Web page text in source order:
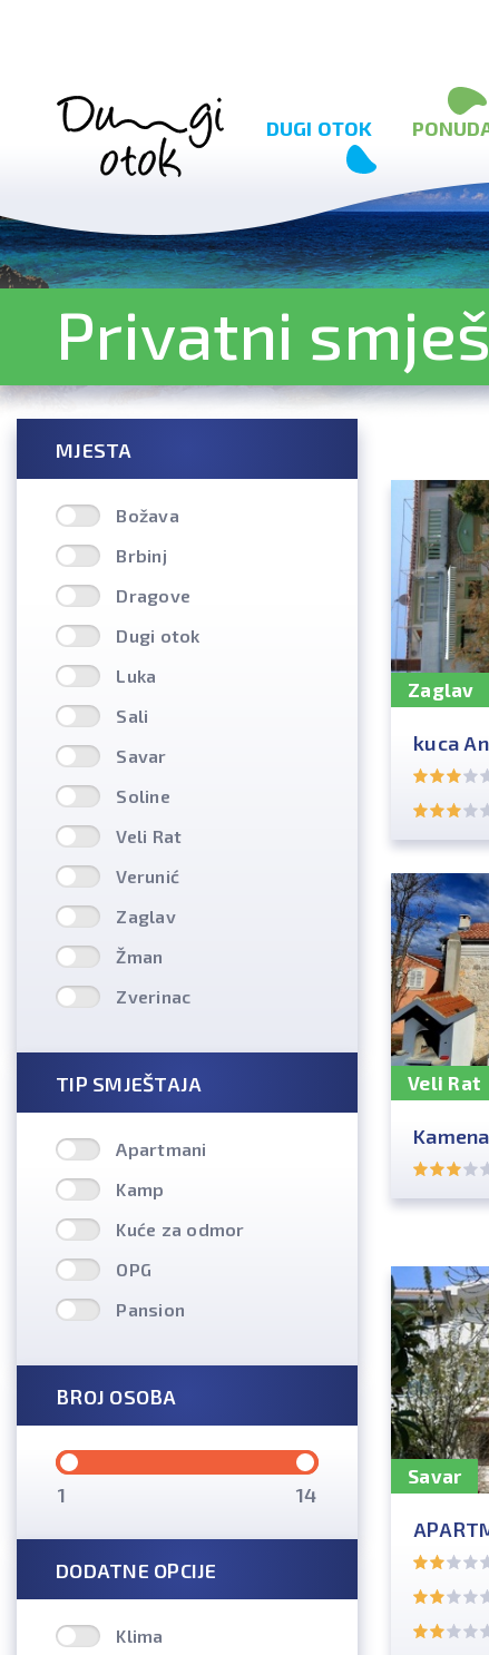
DUGI OTOK
Privatni
MJESTA
Božava
Brbinj
Dragove
Dugi otok
Luka
Sali
Savar
Soline
Veli Rat
Verunić
Zaglav
Žman
Zverinac
TIP SMJEŠTAJA
Apartmani
Kamp
Kuće za odmor
OPG
Pansion
BROJ OSOBA
DODATNE OPCIJE
Klima
Zaglav
kuca
Veli Rat
Savar